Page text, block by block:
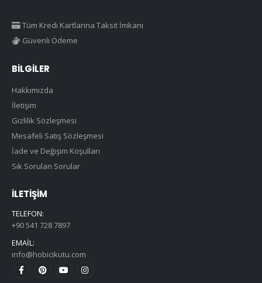
Tüm Kredi Kartlarına Taksit İmkanı
Güvenli Ödeme
BILGILER
Hakkımızda
İletişim
Gizlilik Sözleşmesi
Mesafeli Satış Sözleşmesi
İade ve Değişim Koşulları
Sık Sorulan Sorular
İLETIŞIM
TELEFON:
+90 541 728 7897
EMAIL:
info@hobicikutu.com